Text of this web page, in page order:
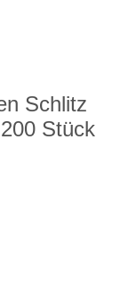
Schlitz
Stück